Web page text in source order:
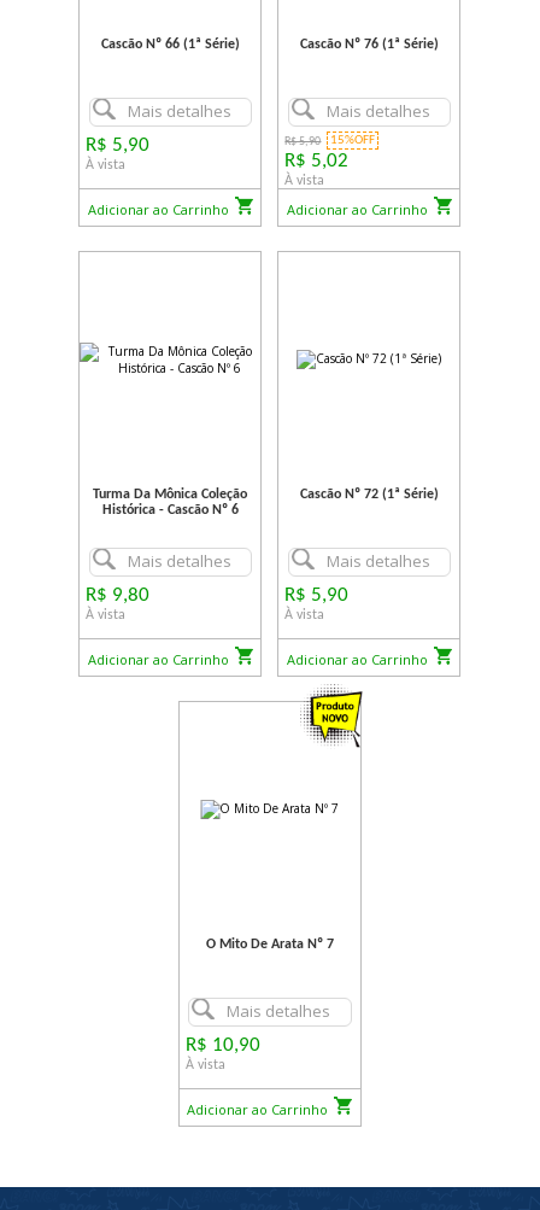
Cascão Nº 66 (1ª Série)
Mais detalhes
R$ 5,90
À vista
Adicionar ao Carrinho
Cascão Nº 76 (1ª Série)
Mais detalhes
R$ 5,90 15%OFF
R$ 5,02
À vista
Adicionar ao Carrinho
Turma Da Mônica Coleção
Histórica - Cascão Nº 6
Mais detalhes
R$ 9,80
À vista
Adicionar ao Carrinho
Cascão Nº 72 (1ª Série)
Mais detalhes
R$ 5,90
À vista
Adicionar ao Carrinho
O Mito De Arata Nº 7
Mais detalhes
R$ 10,90
À vista
Adicionar ao Carrinho